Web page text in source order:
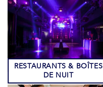
RESTAURANTS & BOÎTES
DE NUIT